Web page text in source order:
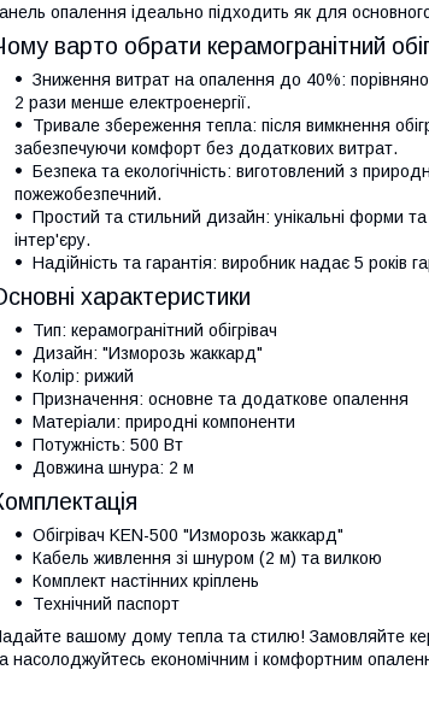
опалення ідеально підходить як для
варто обрати керамогранітний
Зниження витрат на опалення до 40%:
2 рази менше електроенергії.
Тривале збереження тепла: після вимкнення
забезпечуючи комфорт без додаткових витрат.
Безпека та екологічність: виготовлений з
пожежобезпечний.
Простий та стильний дизайн: унікальні форми
інтер'єру.
Надійність та гарантія: виробник надає 5 років
характеристики
Тип: керамогранітний обігрівач
Дизайн: "Изморозь жаккард"
Колір: рижий
Призначення: основне та додаткове опалення
Матеріали: природні компоненти
Потужність: 500 Вт
Довжина шнура: 2 м
Обігрівач KEN-500 "Изморозь жаккард"
Кабель живлення зі шнуром (2 м) та вилкою
Комплект настінних кріплень
Технічний паспорт
вашому дому тепла та стилю! Замовляйте
насолоджуйтесь економічним і комфортним